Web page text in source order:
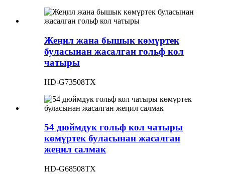
Жеңил жана бышык көмүртек
буласынан жасалган гольф кол
чатыры
HD-G73508TX
54 дюймдук гольф кол чатыры
көмүртек буласынан жасалган
жеңил салмак
HD-G68508TX